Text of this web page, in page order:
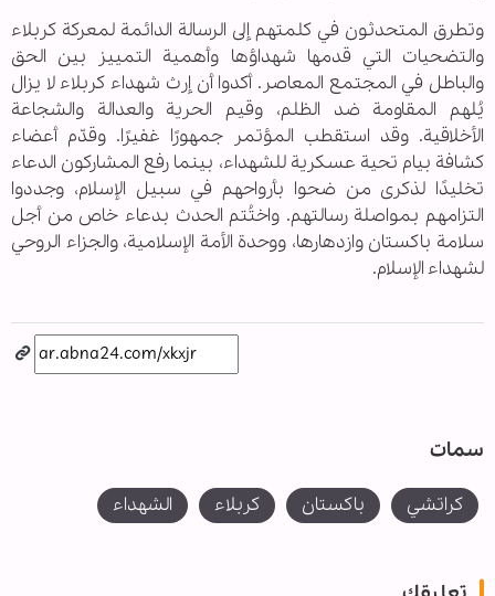
وتطرق المتحدثون في كلمتهم إلى الرسالة الدائمة لمعركة كربلاء
والتضحيات التي قدمها شهداؤها وأهمية التمييز بين الحق
والباطل في المجتمع المعاصر. أكدوا أن إرث شهداء كربلاء لا يزال
يُلهم المقاومة ضد الظلم، وقيم الحرية والعدالة والشجاعة
الأخلاقية. وقد استقطب المؤتمر جمهورًا غفيرًا. وقدّم أعضاء
كشافة بيام تحية عسكرية للشهداء، بينما رفع المشاركون الدعاء
تخليدًا لذكرى من ضحوا بأرواحهم في سبيل الإسلام، وجددوا
التزامهم بمواصلة رسالتهم. واختُتم الحدث بدعاء خاص من أجل
سلامة باكستان وازدهارها، ووحدة الأمة الإسلامية، والجزاء الروحي
لشهداء الإسلام.
سمات
كراتشي باكستان كربلاء الشهداء